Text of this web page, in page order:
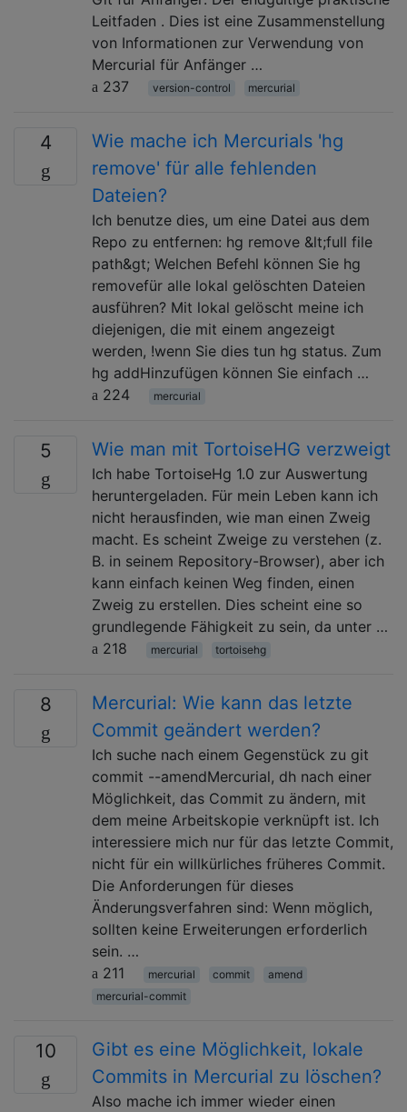
Leitfaden . Dies ist eine Zusammenstellung
von Informationen zur Verwendung von
Mercurial für Anfänger …
237
version-control mercurial
4
Wie mache ich Mercurials 'hg
remove' für alle fehlenden
Dateien?
Ich benutze dies, um eine Datei aus dem
Repo zu entfernen: hg remove &lt;full file
path&gt; Welchen Befehl können Sie hg
removefür alle lokal gelöschten Dateien
ausführen? Mit lokal gelöscht meine ich
diejenigen, die mit einem angezeigt
werden, !wenn Sie dies tun hg status. Zum
hg addHinzufügen können Sie einfach …
224
mercurial
5 Wie man mit TortoiseHG verzweigt
Ich habe TortoiseHg 1.0 zur Auswertung
heruntergeladen. Für mein Leben kann ich
nicht herausfinden, wie man einen Zweig
macht. Es scheint Zweige zu verstehen (z.
B. in seinem Repository-Browser), aber ich
kann einfach keinen Weg finden, einen
Zweig zu erstellen. Dies scheint eine so
grundlegende Fähigkeit zu sein, da unter …
218
mercurial tortoisehg
8
Mercurial: Wie kann das letzte
Commit geändert werden?
Ich suche nach einem Gegenstück zu git
commit --amendMercurial, dh nach einer
Möglichkeit, das Commit zu ändern, mit
dem meine Arbeitskopie verknüpft ist. Ich
interessiere mich nur für das letzte Commit,
nicht für ein willkürliches früheres Commit.
Die Anforderungen für dieses
Änderungsverfahren sind: Wenn möglich,
sollten keine Erweiterungen erforderlich
sein. …
211
mercurial commit
amend
mercurial-commit
10
Gibt es eine Möglichkeit, lokale
Commits in Mercurial zu löschen?
Also mache ich immer wieder einen